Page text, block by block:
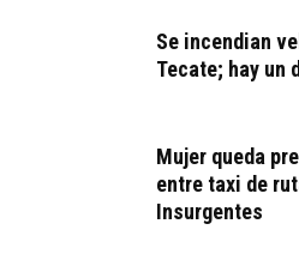
Se incendian
Tecate; hay un
Mujer queda
entre taxi de
Insurgentes